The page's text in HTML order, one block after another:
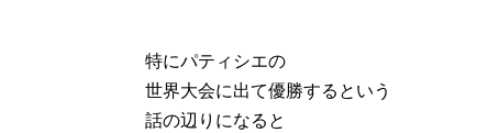
特にパティシエの
世界大会に出て優勝するという
話の辺りになると